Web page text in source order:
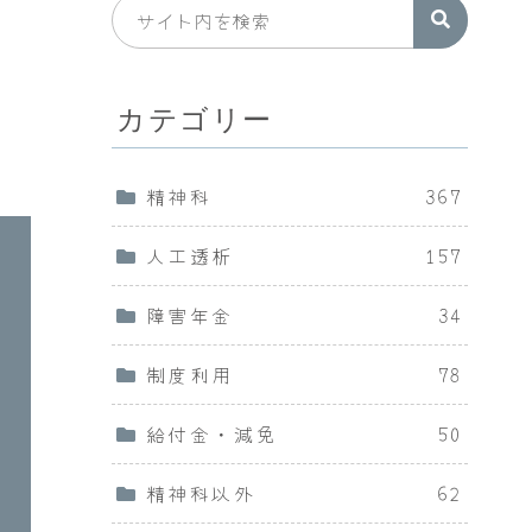
カテゴリー
精神科 367
人工透析 157
障害年金 34
制度利用 78
給付金・減免 50
精神科以外 62